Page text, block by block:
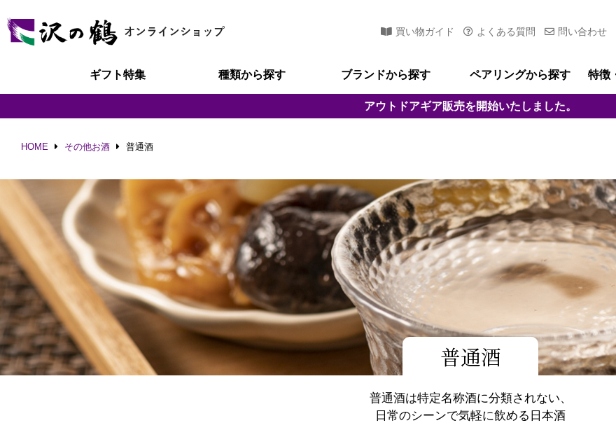
買い物ガイド よくある質問
問い合わせ
ギフト特集 種類から探す ブランドから探す ペアリングから探す 特徴
アウトドアギア販売を開始いたしました。
HOME その他お酒 普通酒
普通酒
普通酒は特定名称酒に分類されない、
日常のシーンで気軽に飲める日本酒